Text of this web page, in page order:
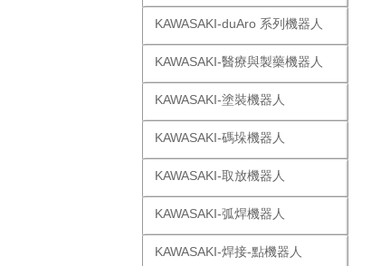
KAWASAKI-duAro 系列機器人
KAWASAKI-醫療與製藥機器人
KAWASAKI-塗裝機器人
KAWASAKI-碼垛機器人
KAWASAKI-取放機器人
KAWASAKI-弧焊機器人
KAWASAKI-焊接-點機器人